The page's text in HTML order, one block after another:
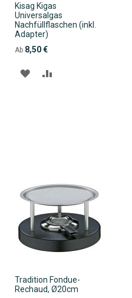
Kisag Kigas
Universalgas
Nachfüllflaschen (inkl.
Adapter)
Ab 8,50 €
ZUR
Tradition Fondue-
Rechaud, Ø20cm